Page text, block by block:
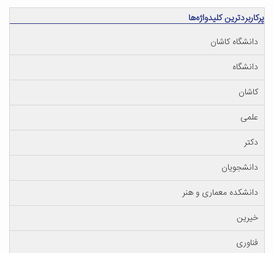
پرکاربردترین کلیدواژه‌ها
دانشگاه کاشان
دانشگاه
کاشان
علمی
دکتر
دانشجویان
دانشکده معماری و هنر
خیرین
فناوری